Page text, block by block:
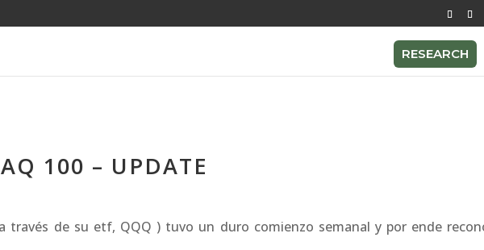
RESEARCH
100 – UPDATE
través de su etf, QQQ ) tuvo un duro comienzo semanal y por ende